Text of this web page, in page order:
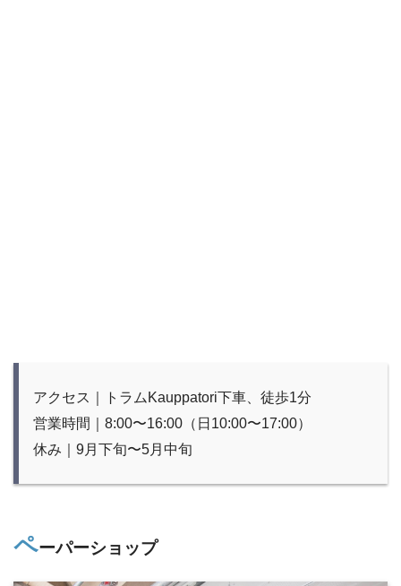
アクセス｜トラムKauppatori下車、徒歩1分
営業時間｜8:00〜16:00（日10:00〜17:00）
休み｜9月下旬〜5月中旬
ペーパーショップ